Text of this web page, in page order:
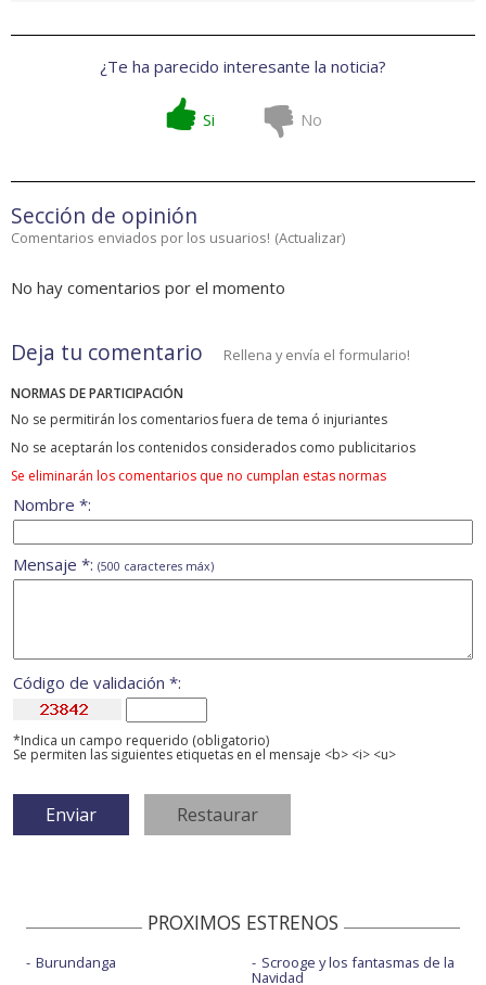
¿Te ha parecido interesante la noticia?
Si No
Sección de opinión
Comentarios enviados por los usuarios! (Actualizar)
No hay comentarios por el momento
Deja tu comentario Rellena y envía el formulario!
NORMAS DE PARTICIPACIÓN
No se permitirán los comentarios fuera de tema ó injuriantes
No se aceptarán los contenidos considerados como publicitarios
Se eliminarán los comentarios que no cumplan estas normas
Nombre *:
Mensaje *: (500 caracteres máx)
Código de validación *:
*Indica un campo requerido (obligatorio)
Se permiten las siguientes etiquetas en el mensaje <b> <i> <u>
PROXIMOS ESTRENOS
Burundanga
Scrooge y los fantasmas de la
Navidad